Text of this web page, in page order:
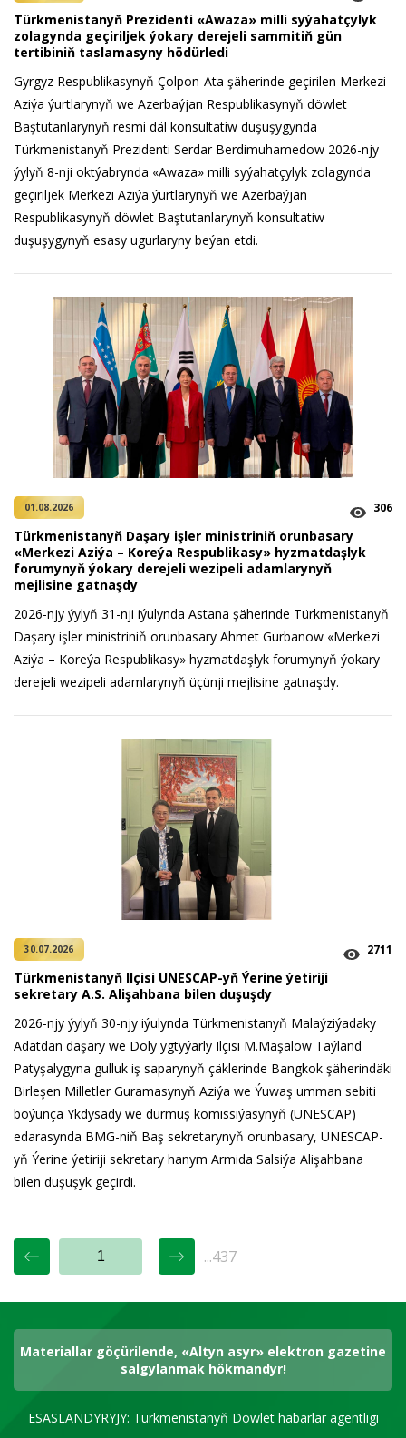
Türkmenistanyň Prezidenti «Awaza» milli syýahatçylyk
zolagynda geçiriljek ýokary derejeli sammitiň gün
tertibiniň taslamasyny hödürledi
Gyrgyz Respublikasynyň Çolpon-Ata şäherinde geçirilen Merkezi
Aziýa ýurtlarynyň we Azerbaýjan Respublikasynyň döwlet
Baştutanlarynyň resmi däl konsultatiw duşuşygynda
Türkmenistanyň Prezidenti Serdar Berdimuhamedow 2026-njy
ýylyň 8-nji oktýabrynda «Awaza» milli syýahatçylyk zolagynda
geçiriljek Merkezi Aziýa ýurtlarynyň we Azerbaýjan
Respublikasynyň döwlet Baştutanlarynyň konsultatiw
duşuşygynyň esasy ugurlaryny beýan etdi.
01.08.2026 306
Türkmenistanyň Daşary işler ministriniň orunbasary
«Merkezi Aziýa – Koreýa Respublikasy» hyzmatdaşlyk
forumynyň ýokary derejeli wezipeli adamlarynyň
mejlisine gatnaşdy
2026-njy ýylyň 31-nji iýulynda Astana şäherinde Türkmenistanyň
Daşary işler ministriniň orunbasary Ahmet Gurbanow «Merkezi
Aziýa – Koreýa Respublikasy» hyzmatdaşlyk forumynyň ýokary
derejeli wezipeli adamlarynyň üçünji mejlisine gatnaşdy.
30.07.2026 2711
Türkmenistanyň Ilçisi UNESCAP-yň Ýerine ýetiriji
sekretary A.S. Alişahbana bilen duşuşdy
2026-njy ýylyň 30-njy iýulynda Türkmenistanyň Malaýziýadaky
Adatdan daşary we Doly ygtyýarly Ilçisi M.Maşalow Taýland
Patyşalygyna gulluk iş saparynyň çäklerinde Bangkok şäherindäki
Birleşen Milletler Guramasynyň Aziýa we Ýuwaş umman sebiti
boýunça Ykdysady we durmuş komissiýasynyň (UNESCAP)
edarasynda BMG-niň Baş sekretarynyň orunbasary, UNESCAP-
yň Ýerine ýetiriji sekretary hanym Armida Salsiýa Alişahbana
bilen duşuşyk geçirdi.
...437
Materiallar göçürilende, «Altyn asyr» elektron gazetine
salgylanmak hökmandyr!
ESASLANDYRYJY: Türkmenistanyň Döwlet habarlar agentligi